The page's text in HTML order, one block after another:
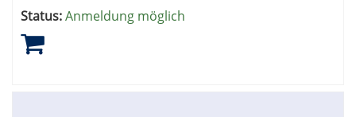
Status:Anmeldung möglich